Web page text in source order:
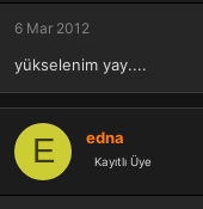
r
6 Mar 2012
yükselenim yay....
E edna
Kayıtlı Üye